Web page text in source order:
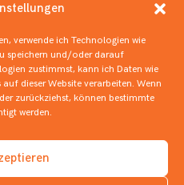
verwende ich Technologien wie
speichern und/oder darauf
zustimmst, kann ich Daten wie
dieser Website verarbeiten. Wenn
zurückziehst, können bestimmte
werden.
der Kleinen
2021
…, BILDERBÜCHER